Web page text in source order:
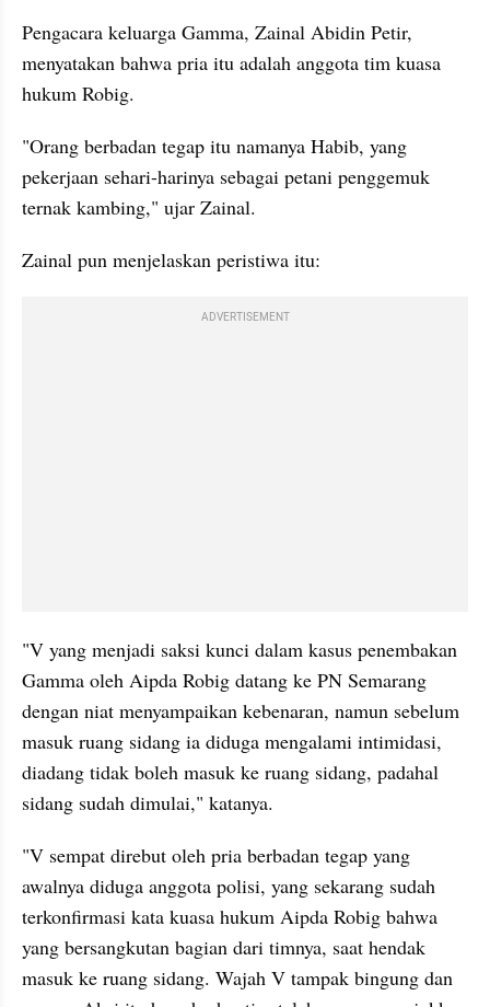
Pengacara keluarga Gamma, Zainal Abidin Petir,
menyatakan bahwa pria itu adalah anggota tim kuasa
hukum Robig.
"Orang berbadan tegap itu namanya Habib, yang
pekerjaan sehari-harinya sebagai petani penggemuk
ternak kambing," ujar Zainal.
Zainal pun menjelaskan peristiwa itu:
ADVERTISEMENT
"V yang menjadi saksi kunci dalam kasus penembakan
Gamma oleh Aipda Robig datang ke PN Semarang
dengan niat menyampaikan kebenaran, namun sebelum
masuk ruang sidang ia diduga mengalami intimidasi,
diadang tidak boleh masuk ke ruang sidang, padahal
sidang sudah dimulai," katanya.
"V sempat direbut oleh pria berbadan tegap yang
awalnya diduga anggota polisi, yang sekarang sudah
terkonfirmasi kata kuasa hukum Aipda Robig bahwa
yang bersangkutan bagian dari timnya, saat hendak
masuk ke ruang sidang. Wajah V tampak bingung dan